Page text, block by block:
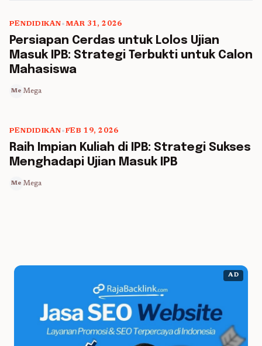
5 min read
PENDIDIKAN•MAR 31, 2026
Persiapan Cerdas untuk Lolos Ujian
Masuk IPB: Strategi Terbukti untuk Calon
Mahasiswa
Me Mega
5 min read
PENDIDIKAN•FEB 19, 2026
Raih Impian Kuliah di IPB: Strategi Sukses
Menghadapi Ujian Masuk IPB
Me Mega
AD